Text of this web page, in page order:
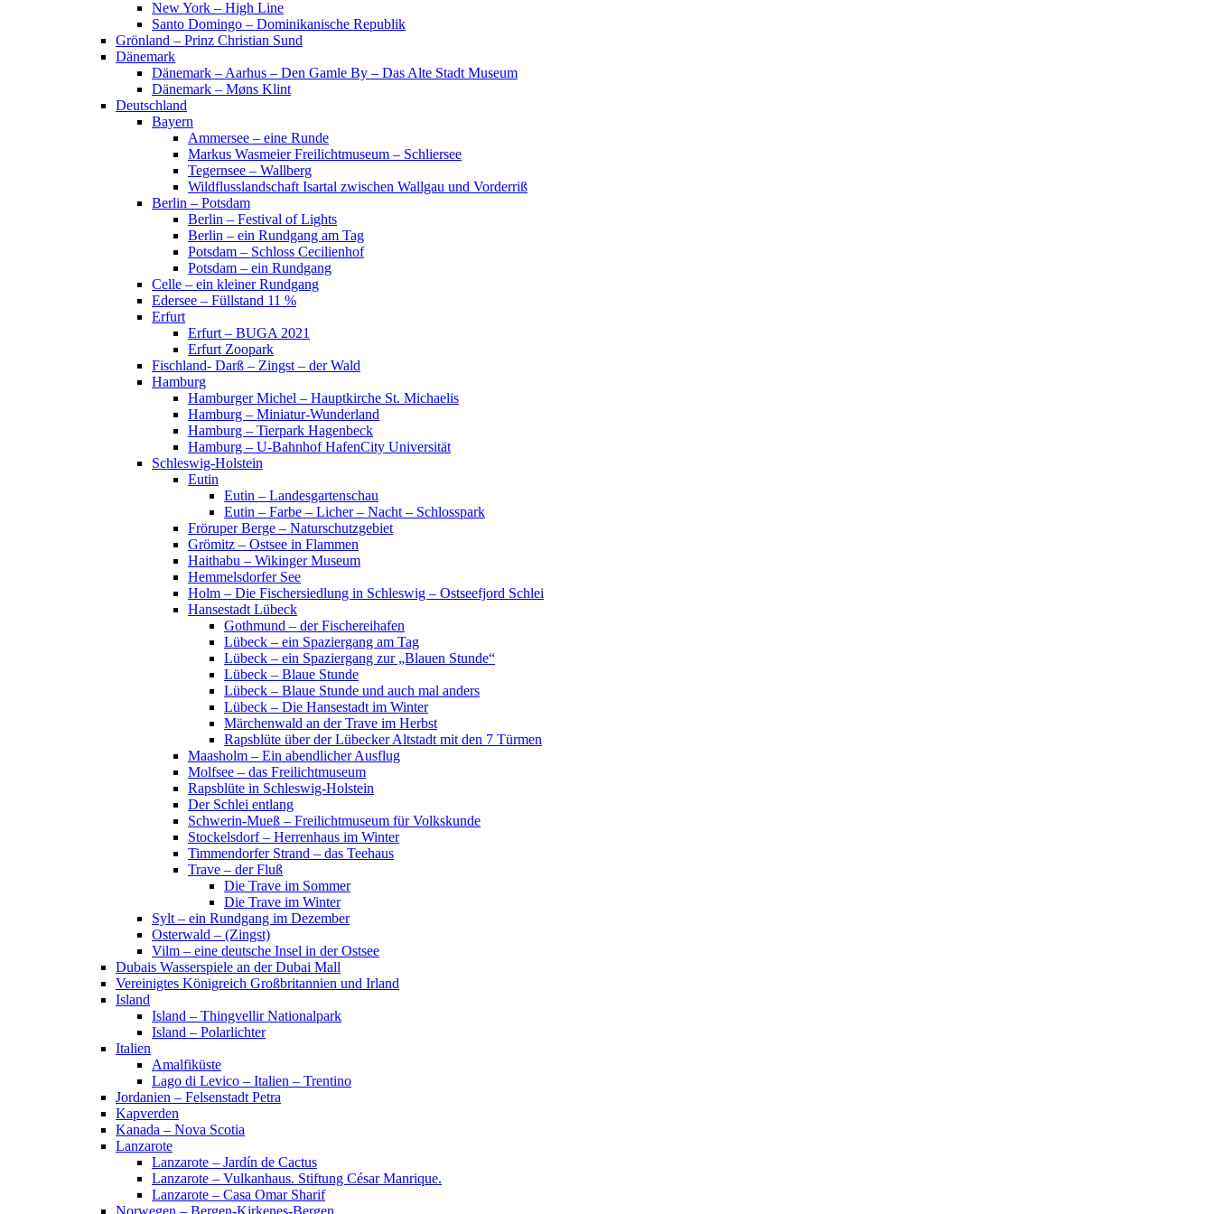
New York – High Line
Santo Domingo – Dominikanische Republik
Grönland – Prinz Christian Sund
Dänemark
Dänemark – Aarhus – Den Gamle By – Das Alte Stadt Museum
Dänemark – Møns Klint
Deutschland
Bayern
Ammersee – eine Runde
Markus Wasmeier Freilichtmuseum – Schliersee
Tegernsee – Wallberg
Wildflusslandschaft Isartal zwischen Wallgau und Vorderriß
Berlin – Potsdam
Berlin – Festival of Lights
Berlin – ein Rundgang am Tag
Potsdam – Schloss Cecilienhof
Potsdam – ein Rundgang
Celle – ein kleiner Rundgang
Edersee – Füllstand 11 %
Erfurt
Erfurt – BUGA 2021
Erfurt Zoopark
Fischland- Darß – Zingst – der Wald
Hamburg
Hamburger Michel – Hauptkirche St. Michaelis
Hamburg – Miniatur-Wunderland
Hamburg – Tierpark Hagenbeck
Hamburg – U-Bahnhof HafenCity Universität
Schleswig-Holstein
Eutin
Eutin – Landesgartenschau
Eutin – Farbe – Licher – Nacht – Schlosspark
Fröruper Berge – Naturschutzgebiet
Grömitz – Ostsee in Flammen
Haithabu – Wikinger Museum
Hemmelsdorfer See
Holm – Die Fischersiedlung in Schleswig – Ostseefjord Schlei
Hansestadt Lübeck
Gothmund – der Fischereihafen
Lübeck – ein Spaziergang am Tag
Lübeck – ein Spaziergang zur „Blauen Stunde“
Lübeck – Blaue Stunde
Lübeck – Blaue Stunde und auch mal anders
Lübeck – Die Hansestadt im Winter
Märchenwald an der Trave im Herbst
Rapsblüte über der Lübecker Altstadt mit den 7 Türmen
Maasholm – Ein abendlicher Ausflug
Molfsee – das Freilichtmuseum
Rapsblüte in Schleswig-Holstein
Der Schlei entlang
Schwerin-Mueß – Freilichtmuseum für Volkskunde
Stockelsdorf – Herrenhaus im Winter
Timmendorfer Strand – das Teehaus
Trave – der Fluß
Die Trave im Sommer
Die Trave im Winter
Sylt – ein Rundgang im Dezember
Osterwald – (Zingst)
Vilm – eine deutsche Insel in der Ostsee
Dubais Wasserspiele an der Dubai Mall
Vereinigtes Königreich Großbritannien und Irland
Island
Island – Thingvellir Nationalpark
Island – Polarlichter
Italien
Amalfiküste
Lago di Levico – Italien – Trentino
Jordanien – Felsenstadt Petra
Kapverden
Kanada – Nova Scotia
Lanzarote
Lanzarote – Jardín de Cactus
Lanzarote – Vulkanhaus. Stiftung César Manrique.
Lanzarote – Casa Omar Sharif
Norwegen – Bergen-Kirkenes-Bergen